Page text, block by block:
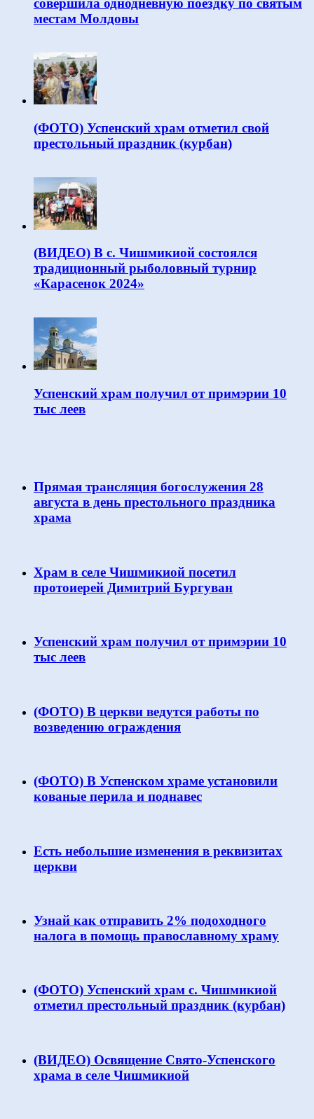
местам Молдовы
(ФОТО) Успенский храм отметил свой
престольный праздник (курбан)
(ВИДЕО) В с. Чишмикиой состоялся
традиционный рыболовный турнир
«Карасенок 2024»
Успенский храм получил от примэрии 10
тыс леев
Прямая трансляция богослужения 28
августа в день престольного праздника
храма
Храм в селе Чишмикиой посетил
протоиерей Димитрий Бургуван
Успенский храм получил от примэрии 10
тыс леев
(ФОТО) В церкви ведутся работы по
возведению ограждения
(ФОТО) В Успенском храме установили
кованые перила и поднавес
Есть небольшие изменения в реквизитах
церкви
Узнай как отправить 2% подоходного
налога в помощь православному храму
(ФОТО) Успенский храм с. Чишмикиой
отметил престольный праздник (курбан)
(ВИДЕО) Освящение Свято-Успенского
храма в селе Чишмикиой